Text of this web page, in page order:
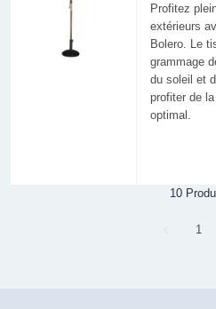
Profitez
extérieurs
Bolero. Le
grammage
du soleil et
profiter de
optimal.
10
Page
1